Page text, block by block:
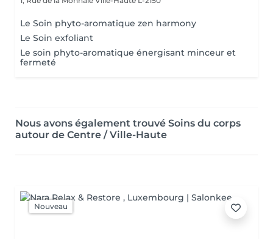
Le Soin phyto-aromatique zen harmony
Le Soin exfoliant
Le soin phyto-aromatique énergisant minceur et
fermeté
Nous avons également trouvé Soins du corps
autour de Centre / Ville-Haute
Nouveau